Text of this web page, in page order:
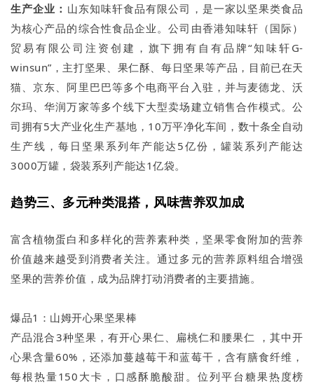
生产企业： 山东知味轩食品有限公司，是一家以坚果类食品
为核心产品的综合性食品企业。公司由香港知味轩（国际）
贸易有限公司注资创建，旗下拥有自有品牌“知味轩G-
winsun”，主打坚果、果仁酥、每日坚果等产品，目前已在天
猫、京东、阿里巴巴等多个电商平台入驻，并与麦德龙、沃
尔玛、华润万家等多个线下大型卖场建立销售合作模式。公
司拥有5大产业化生产基地，10万平净化车间，数十条全自动
生产线，每日坚果系列年产能达5亿份，罐装系列产能达
3000万罐，袋装系列产能达1亿袋。
趋势三、多元种类混搭，风味营养双加成
富含植物蛋白和多样化的营养素种类，坚果零食附加的营养
价值越来越受到消费者关注。通过多元的营养原料组合增强
坚果的营养价值，成为品牌打动消费者的主要措施。
爆品1：山姆开心果坚果棒
产品混合3种坚果，有开心果仁、扁桃仁和腰果仁 ，其中开
心果含量60%，还添加蔓越莓干和蓝莓干，含有膳食纤维，
每根热量150大卡，口感酥脆酸甜。位列平台糖果热度榜